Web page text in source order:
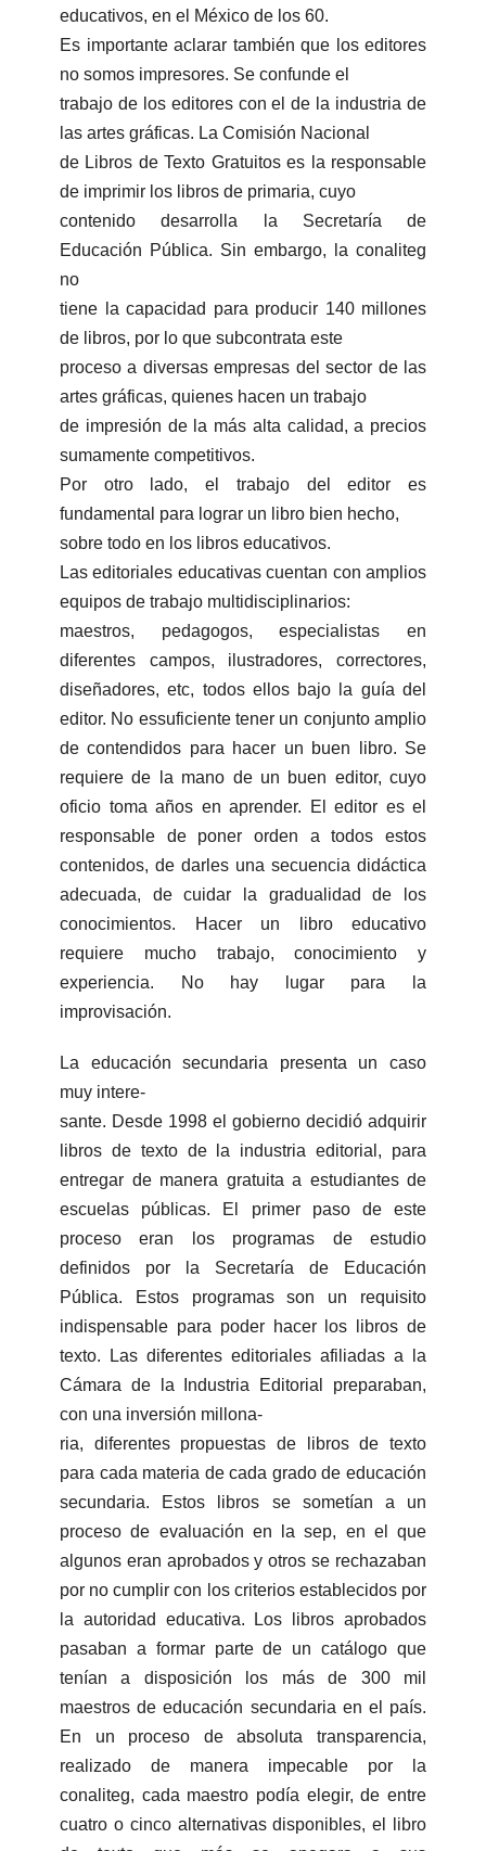
educativos, en el México de los 60.
Es importante aclarar también que los editores
no somos impresores. Se confunde el
trabajo de los editores con el de la industria de
las artes gráficas. La Comisión Nacional
de Libros de Texto Gratuitos es la responsable
de imprimir los libros de primaria, cuyo
contenido desarrolla la Secretaría de
Educación Pública. Sin embargo, la conaliteg
no
tiene la capacidad para producir 140 millones
de libros, por lo que subcontrata este
proceso a diversas empresas del sector de las
artes gráficas, quienes hacen un trabajo
de impresión de la más alta calidad, a precios
sumamente competitivos.
Por otro lado, el trabajo del editor es
fundamental para lograr un libro bien hecho,
sobre todo en los libros educativos.
Las editoriales educativas cuentan con amplios
equipos de trabajo multidisciplinarios:
maestros, pedagogos, especialistas en
diferentes campos, ilustradores, correctores,
diseñadores, etc, todos ellos bajo la guía del
editor. No essuficiente tener un conjunto amplio
de contendidos para hacer un buen libro. Se
requiere de la mano de un buen editor, cuyo
oficio toma años en aprender. El editor es el
responsable de poner orden a todos estos
contenidos, de darles una secuencia didáctica
adecuada, de cuidar la gradualidad de los
conocimientos. Hacer un libro educativo
requiere mucho trabajo, conocimiento y
experiencia. No hay lugar para la
improvisación.
La educación secundaria presenta un caso
muy intere-
sante. Desde 1998 el gobierno decidió adquirir
libros de texto de la industria editorial, para
entregar de manera gratuita a estudiantes de
escuelas públicas. El primer paso de este
proceso eran los programas de estudio
definidos por la Secretaría de Educación
Pública. Estos programas son un requisito
indispensable para poder hacer los libros de
texto. Las diferentes editoriales afiliadas a la
Cámara de la Industria Editorial preparaban,
con una inversión millona-
ria, diferentes propuestas de libros de texto
para cada materia de cada grado de educación
secundaria. Estos libros se sometían a un
proceso de evaluación en la sep, en el que
algunos eran aprobados y otros se rechazaban
por no cumplir con los criterios establecidos por
la autoridad educativa. Los libros aprobados
pasaban a formar parte de un catálogo que
tenían a disposición los más de 300 mil
maestros de educación secundaria en el país.
En un proceso de absoluta transparencia,
realizado de manera impecable por la
conaliteg, cada maestro podía elegir, de entre
cuatro o cinco alternativas disponibles, el libro